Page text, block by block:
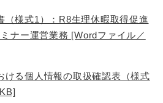
（様式1）：R8生理休暇取得促進
ナー運営業務 [Wordファイル／
ける個人情報の取扱確認表（様式